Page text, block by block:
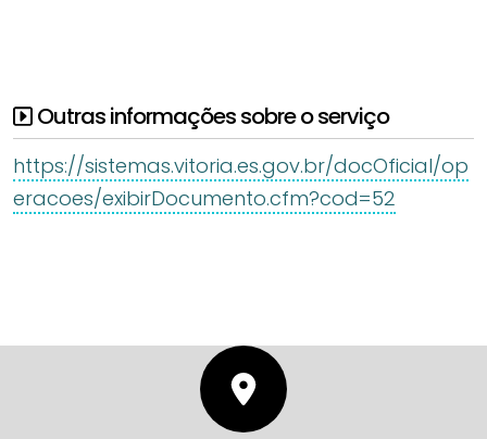
Outras informações sobre o serviço
https://sistemas.vitoria.es.gov.br/docOficial/op
eracoes/exibirDocumento.cfm?cod=52